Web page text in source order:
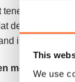
This
We use
tenen van
de pezen,
in de droger.
met tenen